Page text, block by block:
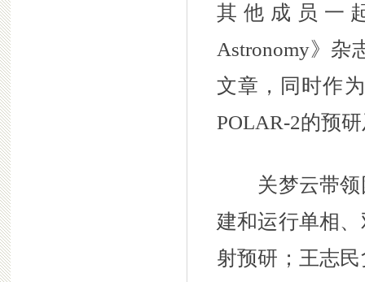
其他成员一
Astronomy》杂
文章，同时作
POLAR-2的预
关梦云带领
建和运行单相
射预研；王志